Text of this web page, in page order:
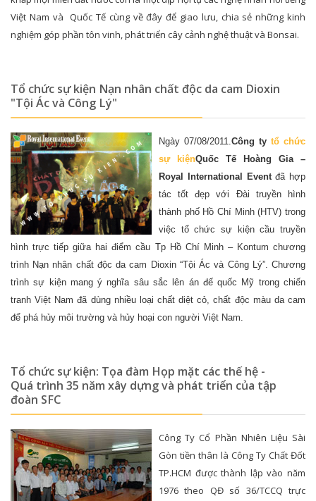
Việt Nam và Quốc Tế cùng về đây để giao lưu, chia sẻ những kinh
nghiệm góp phần tôn vinh, phát triển cây cảnh nghệ thuật và Bonsai.
Tổ chức sự kiện Nạn nhân chất độc da cam Dioxin
"Tội Ác và Công Lý"
Ngày 07/08/2011.Công ty tổ chức
sự kiệnQuốc Tế Hoàng Gia –
Royal International Eventđã hợp
tác tốt đẹp với Đài truyền hình
thành phố Hồ Chí Minh (HTV) trong
việc tổ chức sự kiện cầu truyền
hình trực tiếp giữa hai điểm cầu Tp Hồ Chí Minh – Kontum chương
trình Nạn nhân chất độc da cam Dioxin “Tội Ác và Công Lý”. Chương
trình sự kiện mang ý nghĩa sâu sắc lên án đế quốc Mỹ trong chiến
tranh Việt Nam đã dùng nhiều loại chất diệt cỏ, chất độc màu da cam
để phá hủy môi trường và hủy hoại con người Việt Nam.
Tổ chức sự kiện: Tọa đàm Họp mặt các thế hệ -
Quá trình 35 năm xây dựng và phát triển của tập
đoàn SFC
Công Ty Cổ Phần Nhiên Liệu Sài
Gòn tiền thân là Công Ty Chất Đốt
TP.HCM được thành lập vào năm
1976 theo QĐ số 36/TCCQ trực